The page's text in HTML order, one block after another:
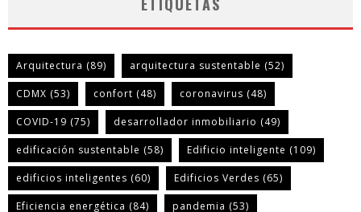
Arquitectura (89) arquitectura sustentable (52)
CDMX (53) confort (48) coronavirus (48)
COVID-19 (75) desarrollador inmobiliario (49)
edificación sustentable (58) Edificio inteligente (109)
edificios inteligentes (60) Edificios Verdes (65)
Eficiencia energética (84) pandemia (53)